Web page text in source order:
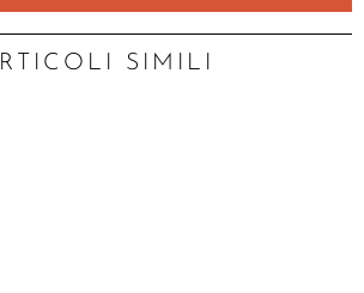
ARTICOLI SIMILI